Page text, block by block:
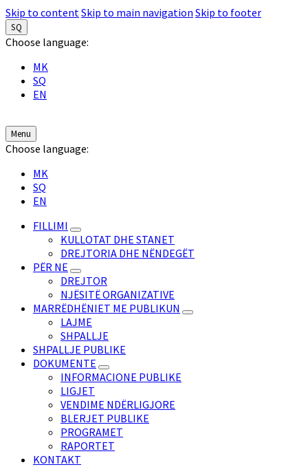
Skip to contentSkip to main navigation Skip to footer
SQ
Choose language:
MK
SQ
EN
Menu
Choose language:
MK
SQ
EN
FILLIMI
KULLOTAT DHE STANET
DREJTORIA DHE NËNDEGËT
PËR NE
DREJTOR
NJËSITË ORGANIZATIVE
MARRËDHËNIET ME PUBLIKUN
LAJME
SHPALLJE
SHPALLJE PUBLIKE
DOKUMENTE
INFORMACIONE PUBLIKE
LIGJET
VENDIME NDËRLIGJORE
BLERJET PUBLIKE
PROGRAMET
RAPORTET
KONTAKT